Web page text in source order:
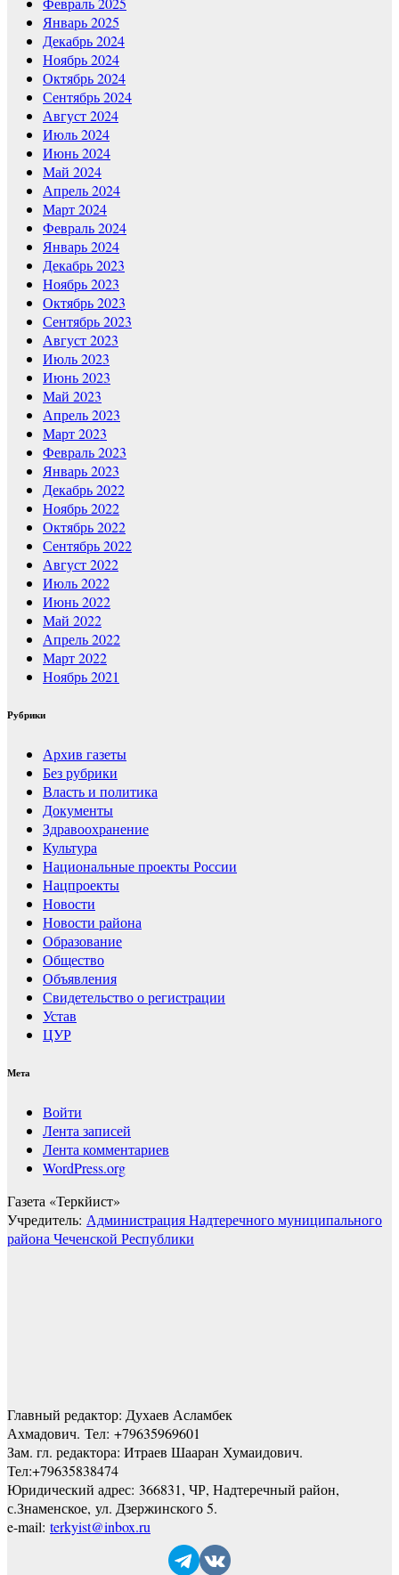
Январь 2025
Декабрь 2024
Ноябрь 2024
Октябрь 2024
Сентябрь 2024
Август 2024
Июль 2024
Июнь 2024
Май 2024
Апрель 2024
Март 2024
Февраль 2024
Январь 2024
Декабрь 2023
Ноябрь 2023
Октябрь 2023
Сентябрь 2023
Август 2023
Июль 2023
Июнь 2023
Май 2023
Апрель 2023
Март 2023
Февраль 2023
Январь 2023
Декабрь 2022
Ноябрь 2022
Октябрь 2022
Сентябрь 2022
Август 2022
Июль 2022
Июнь 2022
Май 2022
Апрель 2022
Март 2022
Ноябрь 2021
Рубрики
Архив газеты
Без рубрики
Власть и политика
Документы
Здравоохранение
Культура
Национальные проекты России
Нацпроекты
Новости
Новости района
Образование
Общество
Объявления
Свидетельство о регистрации
Устав
ЦУР
Мета
Войти
Лента записей
Лента комментариев
WordPress.org
Газета «Теркйист»
Учредитель: Администрация Надтеречного муниципального
района Чеченской Республики
Главный редактор: Духаев Асламбек
Ахмадович. Тел: +79635969601
Зам. гл. редактора: Итраев Шааран Хумаидович.
Тел:+79635838474
Юридический адрес: 366831, ЧР, Надтеречный район,
с.Знаменское, ул. Дзержинского 5.
e-mail: terkyist@inbox.ru